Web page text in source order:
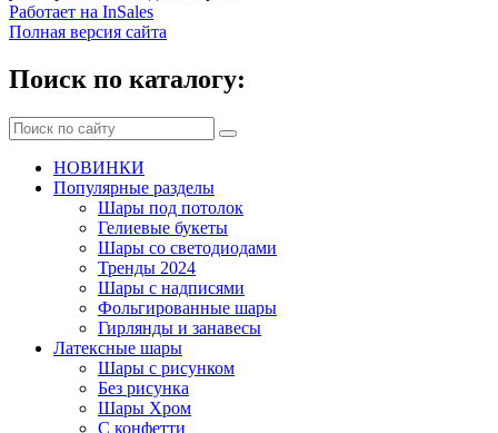
Работает на InSales
Полная версия сайта
Поиск по каталогу:
НОВИНКИ
Популярные разделы
Шары под потолок
Гелиевые букеты
Шары со светодиодами
Тренды 2024
Шары с надписями
Фольгированные шары
Гирлянды и занавесы
Латексные шары
Шары с рисунком
Без рисунка
Шары Хром
C конфетти